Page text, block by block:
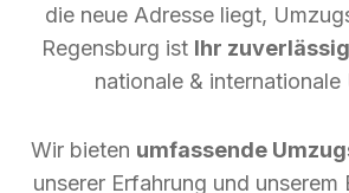
die neue Adresse liegt,
Regensburg ist Ihr
nationale & internationale
Wir bieten umfassende
unserer Erfahrung und unserem